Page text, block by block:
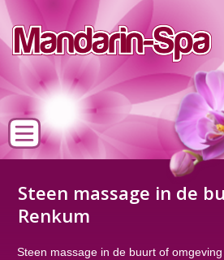
Steen massage in de
Renkum
Steen massage in de buurt of